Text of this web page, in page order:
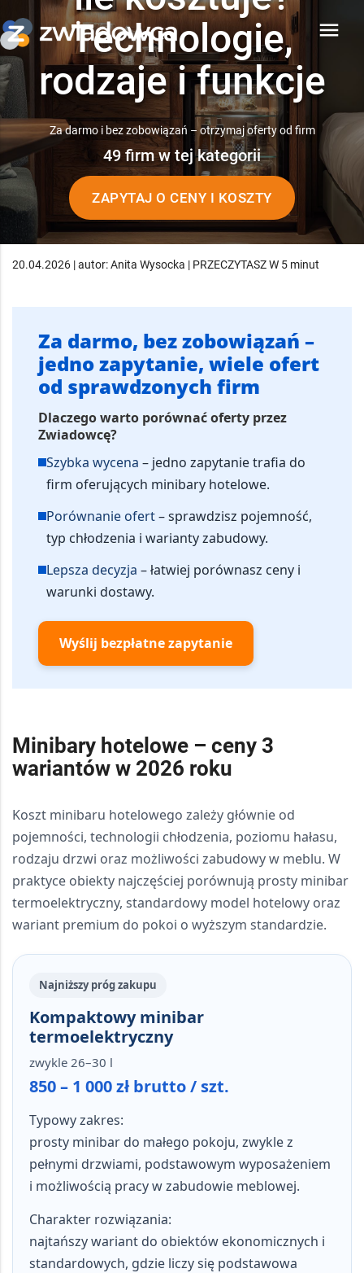
menu
Technologie,
rodzaje i funkcje
Za darmo i bez zobowiązań – otrzymaj oferty od firm
49 firm w tej kategorii
ZAPYTAJ O CENY I KOSZTY
20.04.2026 | autor: Anita Wysocka | PRZECZYTASZ W 5 minut
Za darmo, bez zobowiązań –
jedno zapytanie, wiele ofert
od sprawdzonych firm
Dlaczego warto porównać oferty przez
Zwiadowcę?
Szybka wycena – jedno zapytanie trafia do
firm oferujących minibary hotelowe.
Porównanie ofert– sprawdzisz pojemność,
typ chłodzenia i warianty zabudowy.
Lepsza decyzja – łatwiej porównasz ceny i
warunki dostawy.
Wyślij bezpłatne zapytanie
Minibary hotelowe – ceny 3
wariantów w 2026 roku
Koszt minibaru hotelowego zależy głównie od
pojemności, technologii chłodzenia, poziomu hałasu,
rodzaju drzwi oraz możliwości zabudowy w meblu. W
praktyce obiekty najczęściej porównują prosty minibar
termoelektryczny, standardowy model hotelowy oraz
wariant premium do pokoi o wyższym standardzie.
Najniższy próg zakupu
Kompaktowy minibar
termoelektryczny
zwykle 26–30 l
850 – 1 000 zł brutto / szt.
Typowy zakres:
prosty minibar do małego pokoju, zwykle z
pełnymi drzwiami, podstawowym wyposażeniem
i możliwością pracy w zabudowie meblowej.
Charakter rozwiązania:
najtańszy wariant do obiektów ekonomicznych i
standardowych, gdzie liczy się podstawowa